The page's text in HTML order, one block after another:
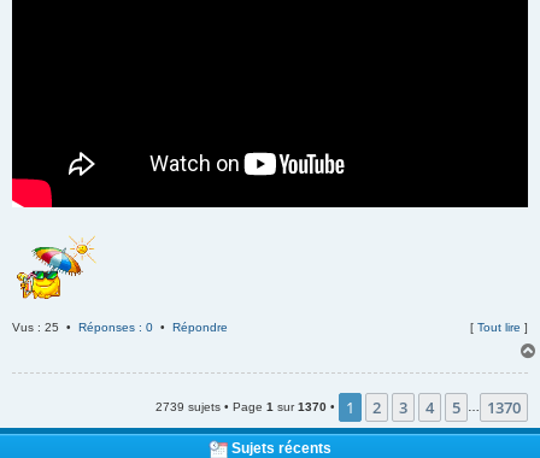
Vus : 25 • Réponses : 0 • Répondre [ Tout lire ]
2739 sujets • Page 1 sur1370 • 1 2 3 4 5 1370
Sujets récents